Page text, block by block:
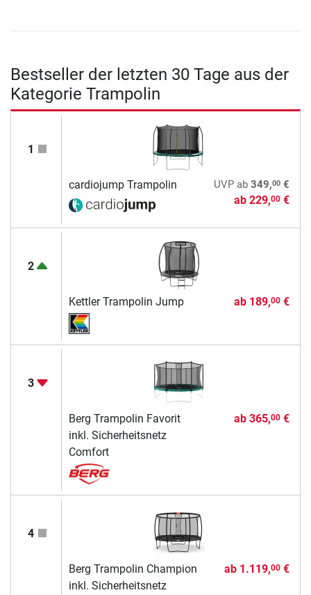
Bestseller der letzten 30 Tage aus der
Kategorie Trampolin
1
cardiojump Trampolin UVPab 349,00€
ab 229,00€
2
Kettler Trampolin Jump ab 189,00€
3
Berg Trampolin Favorit
inkl. Sicherheitsnetz
Comfort
ab 365,00€
4
Berg Trampolin Champion
inkl. Sicherheitsnetz
ab 1.119,00€